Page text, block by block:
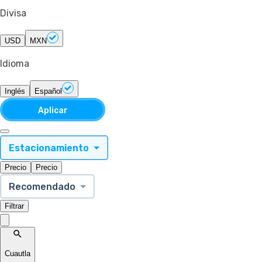
Divisa
USD MXN
Idioma
Inglés Español
Aplicar
Estacionamiento
Precio Precio
Recomendado
Filtrar
Cuautla